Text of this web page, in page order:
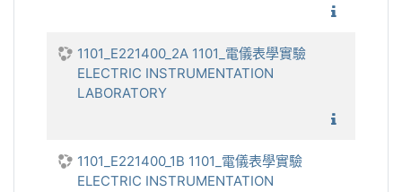
1101_E221400_2A 1101_電儀表學實驗
ELECTRIC INSTRUMENTATION
LABORATORY
1101_E221400_1B 1101_電儀表學實驗
ELECTRIC INSTRUMENTATION